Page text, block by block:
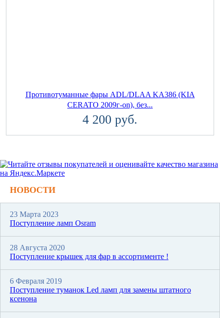
Противотуманные фары ADL/DLAA KA386 (KIA
CERATO 2009г-on), без...
4 200 руб.
НОВОСТИ
23 Марта 2023
Поступление ламп Osram
28 Августа 2020
Поступление крышек для фар в ассортименте !
6 Февраля 2019
Поступление туманок Led ламп для замены штатного
ксенона